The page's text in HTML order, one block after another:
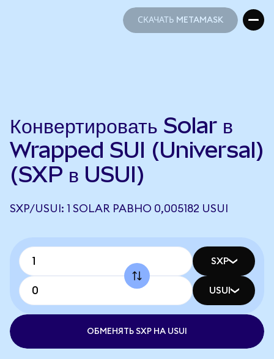
СКАЧАТЬ METAMASK
Конвертировать Solar в
Wrapped SUI (Universal)
(SXP в USUI)
SXP/USUI: 1 SOLAR РАВНО 0,005182 USUI
SXP
USUI
ОБМЕНЯТЬ SXP НА USUI